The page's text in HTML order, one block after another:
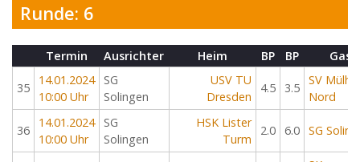
Runde: 6
Termin Ausrichter Heim BP BP Gast
35
14.01.2024
10:00 Uhr
SG
Solingen
USV TU
Dresden
4.5 3.5
SV
Nord
36
14.01.2024
10:00 Uhr
SG
Solingen
HSK Lister
Turm
2.0 6.0 SG